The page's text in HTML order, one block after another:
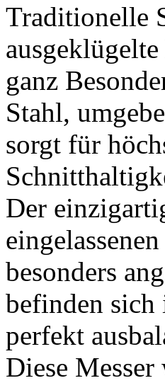
Traditionelle
ganz
Stahl,
sorgt für
Der
besonders
befinden sich
perfekt
Diese